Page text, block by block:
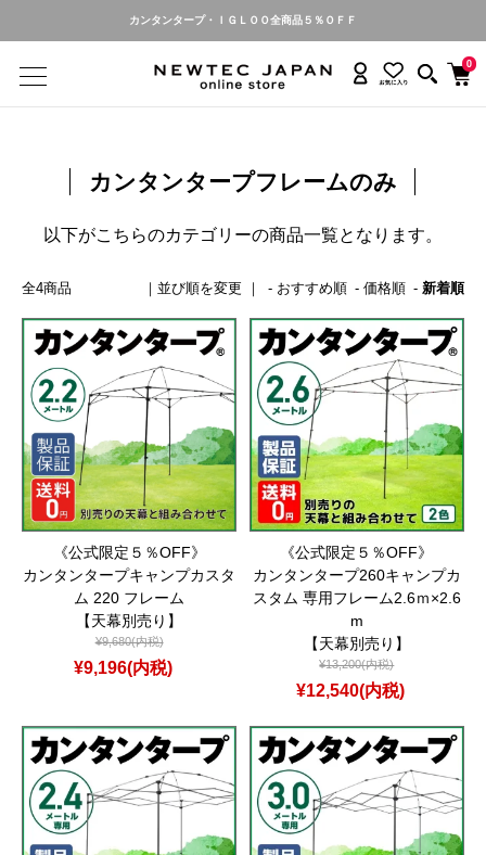
カンタンタープ・ＩＧＬＯＯ全商品５％ＯＦＦ
0
カンタンタープフレームのみ
以下がこちらのカテゴリーの商品一覧となります。
全4商品 おすすめ順 価格順 新着順
《公式限定５％OFF》
カンタンタープキャンプカスタ
ム 220 フレーム
【天幕別売り】
¥9,680(内税)
¥9,196(内税)
《公式限定５％OFF》
カンタンタープ260キャンプカ
スタム 専用フレーム2.6ｍ×2.6
m
【天幕別売り】
¥13,200(内税)
¥12,540(内税)